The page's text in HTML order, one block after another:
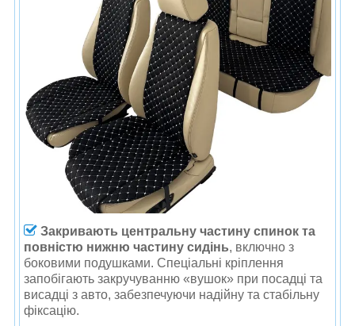
Закривають центральну частину спинок та
повністю нижню частину сидінь, включно з
боковими подушками. Спеціальні кріплення
запобігають закручуванню «вушок» при посадці та
висадці з авто, забезпечуючи надійну та стабільну
фіксацію.